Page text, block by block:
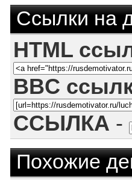
Ссылки на
HTML
BBC
ССЫЛКА -
Похожие